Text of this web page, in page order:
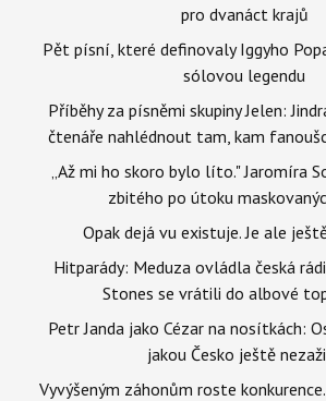
pro dvanáct krajů
Pět písní, které definovaly Iggyho
sólovou legendu
Příběhy za písněmi skupiny Jelen:
čtenáře nahlédnout tam, kam
„Až mi ho skoro bylo líto." Jaromíra
zbitého po útoku
Opak dejá vu existuje. Je ale
Hitparády: Meduza ovládla česká
Stones se vrátili do albové
Petr Janda jako Cézar na nosítkách:
jakou Česko ještě
Vyvýšeným záhonům roste